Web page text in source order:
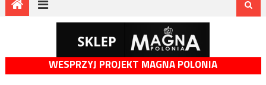
WESPRZYJ PROJEKT MAGNA POLONIA